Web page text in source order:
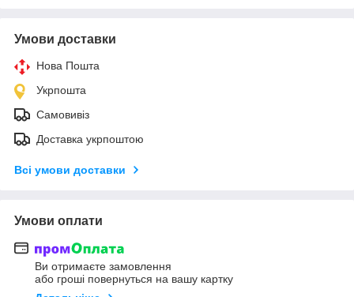
Умови доставки
Нова Пошта
Укрпошта
Самовивіз
Доставка укрпоштою
Всі умови доставки
Умови оплати
Ви отримаєте замовлення
або гроші повернуться на вашу картку